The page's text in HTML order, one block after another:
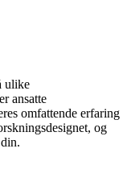
ulike
ansatte
omfattende erfaring
og